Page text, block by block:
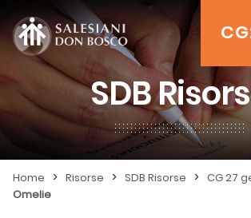
SDB
Home > Risorse > SDB Risorse > CG 27
Omelie